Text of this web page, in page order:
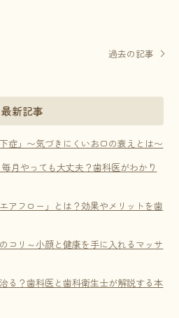
過去の記事
最新記事
症」〜気づきにくいお口の衰えとは〜
月やっても大丈夫？歯科医がわかり
アフロー」とは？効果やメリットを歯
コリ～小顔と健康を手に入れるマッサ
る？歯科医と歯科衛生士が解説する本